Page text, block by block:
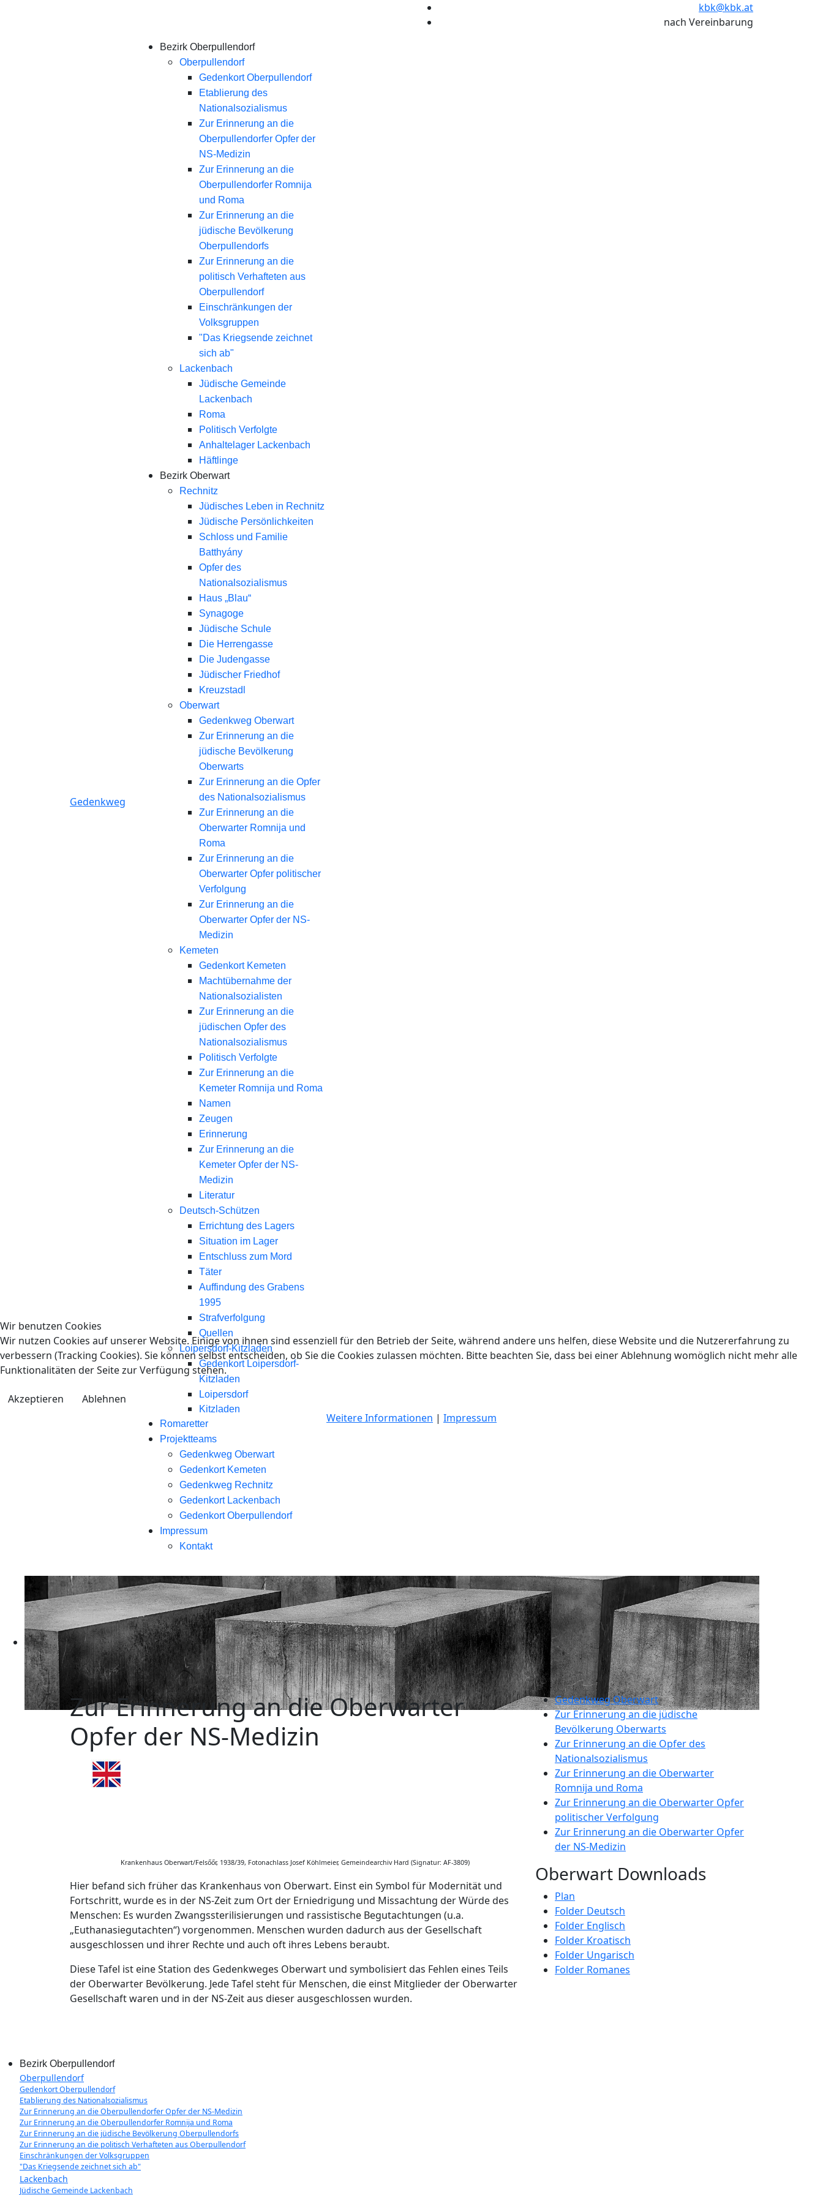
kbk@kbk.at
nach Vereinbarung
Gedenkweg
Bezirk Oberpullendorf
Oberpullendorf
Gedenkort Oberpullendorf
Etablierung des
Nationalsozialismus
Zur Erinnerung an die
Oberpullendorfer Opfer der
NS-Medizin
Zur Erinnerung an die
Oberpullendorfer Romnija
und Roma
Zur Erinnerung an die
jüdische Bevölkerung
Oberpullendorfs
Zur Erinnerung an die
politisch Verhafteten aus
Oberpullendorf
Einschränkungen der
Volksgruppen
"Das Kriegsende zeichnet
sich ab"
Lackenbach
Jüdische Gemeinde
Lackenbach
Roma
Politisch Verfolgte
Anhaltelager Lackenbach
Häftlinge
Bezirk Oberwart
Rechnitz
Jüdisches Leben in Rechnitz
Jüdische Persönlichkeiten
Schloss und Familie
Batthyány
Opfer des
Nationalsozialismus
Haus „Blau“
Synagoge
Jüdische Schule
Die Herrengasse
Die Judengasse
Jüdischer Friedhof
Kreuzstadl
Oberwart
Gedenkweg Oberwart
Zur Erinnerung an die
jüdische Bevölkerung
Oberwarts
Zur Erinnerung an die Opfer
des Nationalsozialismus
Zur Erinnerung an die
Oberwarter Romnija und
Roma
Zur Erinnerung an die
Oberwarter Opfer politischer
Verfolgung
Zur Erinnerung an die
Oberwarter Opfer der NS-
Medizin
Kemeten
Gedenkort Kemeten
Machtübernahme der
Nationalsozialisten
Zur Erinnerung an die
jüdischen Opfer des
Nationalsozialismus
Politisch Verfolgte
Zur Erinnerung an die
Kemeter Romnija und Roma
Namen
Zeugen
Erinnerung
Zur Erinnerung an die
Kemeter Opfer der NS-
Medizin
Literatur
Deutsch-Schützen
Errichtung des Lagers
Situation im Lager
Entschluss zum Mord
Täter
Auffindung des Grabens
1995
Strafverfolgung
Quellen
Loipersdorf-Kitzladen
Gedenkort Loipersdorf-
Kitzladen
Loipersdorf
Kitzladen
Romaretter
Projektteams
Gedenkweg Oberwart
Gedenkort Kemeten
Gedenkweg Rechnitz
Gedenkort Lackenbach
Gedenkort Oberpullendorf
Impressum
Kontakt
Zur Erinnerung an die Oberwarter
Opfer der NS-Medizin
Krankenhaus Oberwart/Felsőőr, 1938/39, Fotonachlass Josef Köhlmeier, Gemeindearchiv Hard (Signatur: AF-3809)
Hier befand sich früher das Krankenhaus von Oberwart. Einst ein Symbol für Modernität und
Fortschritt, wurde es in der NS-Zeit zum Ort der Erniedrigung und Missachtung der Würde des
Menschen: Es wurden Zwangssterilisierungen und rassistische Begutachtungen (u.a.
„Euthanasiegutachten“) vorgenommen. Menschen wurden dadurch aus der Gesellschaft
ausgeschlossen und ihrer Rechte und auch oft ihres Lebens beraubt.
Diese Tafel ist eine Station des Gedenkweges Oberwart und symbolisiert das Fehlen eines Teils
der Oberwarter Bevölkerung. Jede Tafel steht für Menschen, die einst Mitglieder der Oberwarter
Gesellschaft waren und in der NS-Zeit aus dieser ausgeschlossen wurden.
Gedenkweg Oberwart
Zur Erinnerung an die jüdische
Bevölkerung Oberwarts
Zur Erinnerung an die Opfer des
Nationalsozialismus
Zur Erinnerung an die Oberwarter
Romnija und Roma
Zur Erinnerung an die Oberwarter Opfer
politischer Verfolgung
Zur Erinnerung an die Oberwarter Opfer
der NS-Medizin
Oberwart Downloads
Plan
Folder Deutsch
Folder Englisch
Folder Kroatisch
Folder Ungarisch
Folder Romanes
Bezirk Oberpullendorf
Oberpullendorf
Gedenkort Oberpullendorf
Etablierung des Nationalsozialismus
Zur Erinnerung an die Oberpullendorfer Opfer der NS-Medizin
Zur Erinnerung an die Oberpullendorfer Romnija und Roma
Zur Erinnerung an die jüdische Bevölkerung Oberpullendorfs
Zur Erinnerung an die politisch Verhafteten aus Oberpullendorf
Einschränkungen der Volksgruppen
"Das Kriegsende zeichnet sich ab"
Lackenbach
Jüdische Gemeinde Lackenbach
Wir benutzen Cookies
Wir nutzen Cookies auf unserer Website. Einige von ihnen sind essenziell für den Betrieb der Seite, während andere uns helfen, diese Website und die Nutzererfahrung zu
verbessern (Tracking Cookies). Sie können selbst entscheiden, ob Sie die Cookies zulassen möchten. Bitte beachten Sie, dass bei einer Ablehnung womöglich nicht mehr alle
Funktionalitäten der Seite zur Verfügung stehen.
Akzeptieren
Ablehnen
Weitere Informationen | Impressum